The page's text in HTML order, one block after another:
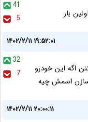
41
5
بار
۱۴۰۲/۲/۱۱ ۱۹:۵۲:۰۱
32
7
اگه این خودرو
سازن اسمش چیه
۱۴۰۲/۲/۱۱ ۲۰:۰۰:۱۱